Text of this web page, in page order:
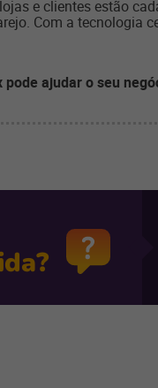
e clientes estão
Com a tecnologia
ajudar o seu